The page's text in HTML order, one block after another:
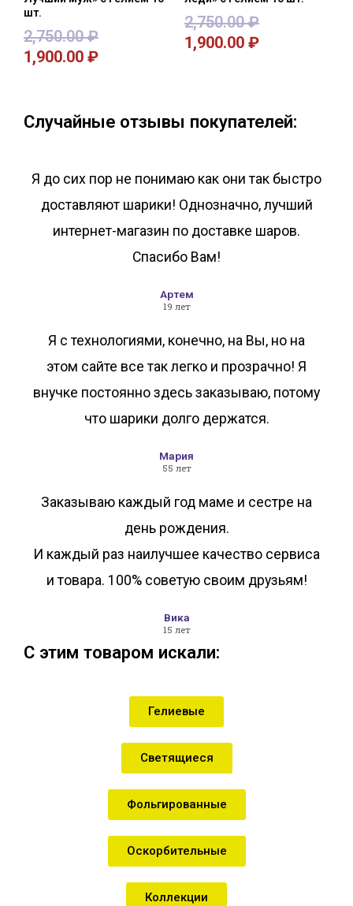
шт.
2,750.00₽
1,900.00 ₽
2,750.00₽
1,900.00 ₽
Случайные отзывы покупателей:
Я до сих пор не понимаю как они так быстро
доставляют шарики! Однозначно, лучший
интернет-магазин по доставке шаров.
Спасибо Вам!
Артем
19 лет
Я с технологиями, конечно, на Вы, но на
этом сайте все так легко и прозрачно! Я
внучке постоянно здесь заказываю, потому
что шарики долго держатся.
Мария
55 лет
Заказываю каждый год маме и сестре на
день рождения.
И каждый раз наилучшее качество сервиса
и товара. 100% советую своим друзьям!
Вика
15 лет
С этим товаром искали:
Гелиевые
Светящиеся
Фольгированные
Оскорбительные
Коллекции